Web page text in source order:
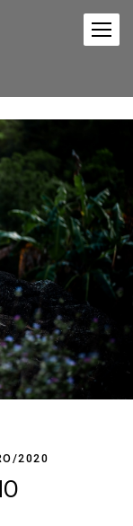
2020